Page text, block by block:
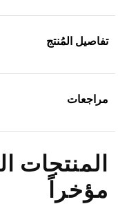
تفاصيل المُنتج
مراجعات
المنتجات
مؤخراً